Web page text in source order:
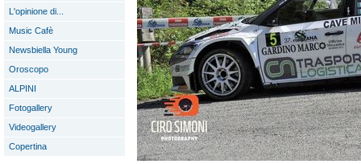
L'opinione di...
Music Cafè
Newsbiella Young
Oroscopo
ALPINI
Fotogallery
Videogallery
Copertina